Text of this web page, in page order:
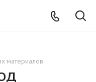
материалов